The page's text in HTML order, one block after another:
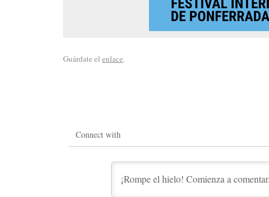
Guárdate el enlace.
Connect with